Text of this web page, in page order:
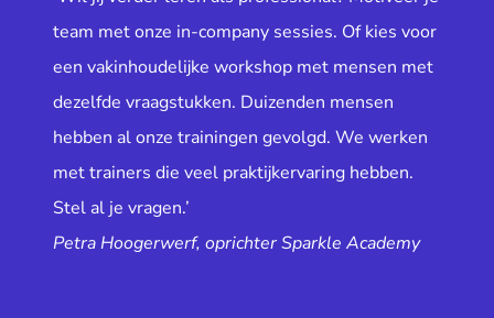
team met onze in-company sessies. Of kies voor
een vakinhoudelijke workshop met mensen met
dezelfde vraagstukken. Duizenden mensen
hebben al onze trainingen gevolgd. We werken
met trainers die veel praktijkervaring hebben.
Stel al je vragen.’
Petra Hoogerwerf, oprichter Sparkle Academy